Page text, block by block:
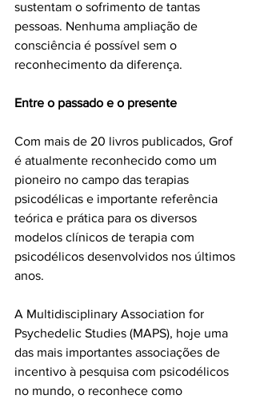
sustentam o sofrimento de tantas
pessoas. Nenhuma ampliação de
consciência é possível sem o
reconhecimento da diferença.
Entre o passado e o presente
Com mais de 20 livros publicados, Grof
é atualmente reconhecido como um
pioneiro no campo das terapias
psicodélicas e importante referência
teórica e prática para os diversos
modelos clínicos de terapia com
psicodélicos desenvolvidos nos últimos
anos.
A Multidisciplinary Association for
Psychedelic Studies (MAPS), hoje uma
das mais importantes associações de
incentivo à pesquisa com psicodélicos
no mundo, o reconhece como